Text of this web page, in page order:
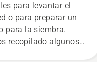
para levantar el
o para preparar un
para la siembra.
recopilado algunos